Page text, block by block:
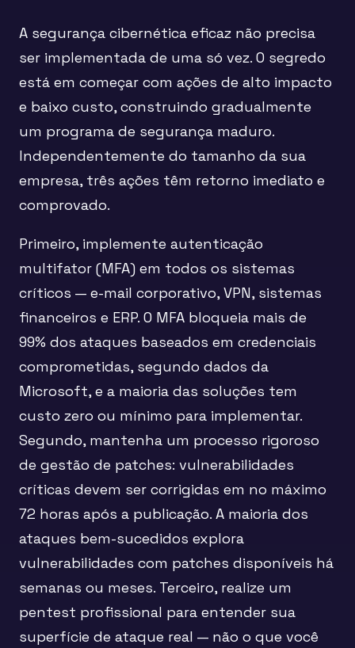
A segurança cibernética eficaz não precisa
ser implementada de uma só vez. O segredo
está em começar com ações de alto impacto
e baixo custo, construindo gradualmente
um programa de segurança maduro.
Independentemente do tamanho da sua
empresa, três ações têm retorno imediato e
comprovado.
Primeiro, implemente autenticação
multifator (MFA) em todos os sistemas
críticos — e-mail corporativo, VPN, sistemas
financeiros e ERP. O MFA bloqueia mais de
99% dos ataques baseados em credenciais
comprometidas, segundo dados da
Microsoft, e a maioria das soluções tem
custo zero ou mínimo para implementar.
Segundo, mantenha um processo rigoroso
de gestão de patches: vulnerabilidades
críticas devem ser corrigidas em no máximo
72 horas após a publicação. A maioria dos
ataques bem-sucedidos explora
vulnerabilidades com patches disponíveis há
semanas ou meses. Terceiro, realize um
pentest profissional para entender sua
superfície de ataque real — não o que você